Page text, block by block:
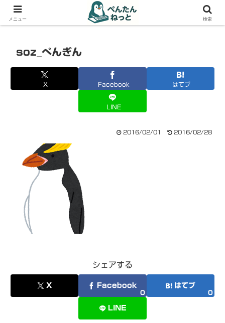
PCやガジェットの備忘録
soz_ぺんぎん
X Facebook はてブ
LINE
2016/02/01 2016/02/28
シェアする
X Facebook
0
はてブ
0
LINE
メニュー 検索